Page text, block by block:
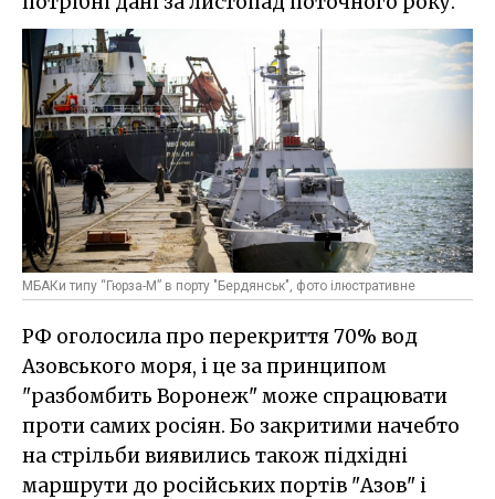
МБАКи типу “Гюрза-М” в порту "Бердянськ", фото ілюстративне
РФ оголосила про перекриття 70% вод
Азовського моря, і це за принципом
"разбомбить Воронеж" може спрацювати
проти самих росіян. Бо закритими начебто
на стрільби виявились також підхідні
маршрути до російських портів "Азов" і